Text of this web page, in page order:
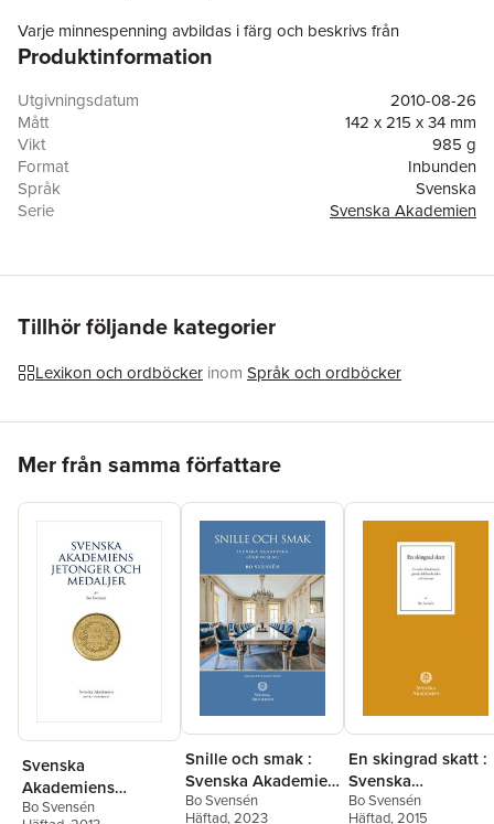
Varje minnespenning avbildas i färg och beskrivs från
numismatisk, personhistorisk och kulturhistorisk synpunkt.
dess eventuella förlaga i litteraturen, sinnebilden och den
minnestecknade personens egenskaper och livsgärning. Boken
är försedd med en utförlig inledning och avslutas med register
över de personer som ägnats minnespenningar, inskrifter,
citerade latinska författare samt anlitade konstnärer och
medaljgravörer.
Produktinformation
Utgivningsdatum
2010-08-26
Mått
142 x 215 x 34 mm
Vikt
985 g
Format
Inbunden
Språk
Svenska
Serie
Svenska Akademien
Förlag
Norstedts
Tillhör följande kategorier
Lexikon och ordböcker inom Språk och ordböcker
Mer från samma författare
Svenska
Akademiens
jetonger och
Bo Svensén
Snille och smak :
Svenska Akademien
förr och nu
Bo Svensén
Häftad, 2023
En skingrad skatt :
Svenska
Akademiens gamla
Bo Svensén
Häftad, 2015